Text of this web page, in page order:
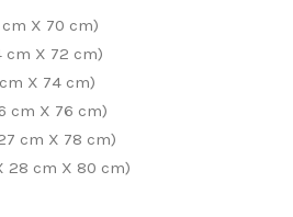
X 70 cm)
cm X 72 cm)
X 74 cm)
cm X 76 cm)
cm X 78 cm)
28 cm X 80 cm)